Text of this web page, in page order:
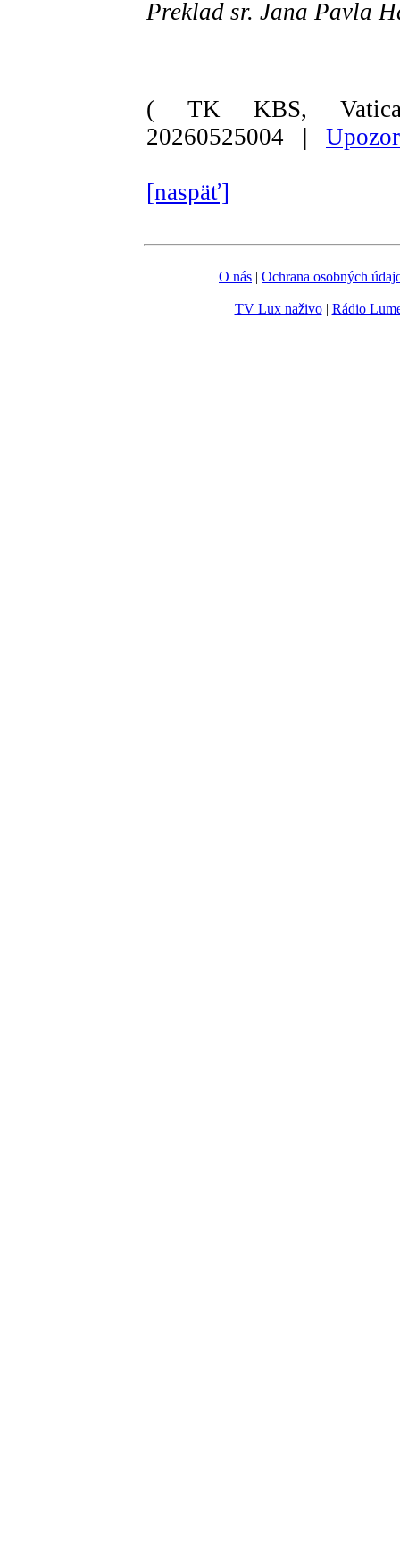
Preklad sr. Jana Pavla
( TK KBS,
20260525004 |
[naspäť]
O nás | Ochrana osobných
TV Lux naživo| Rádio